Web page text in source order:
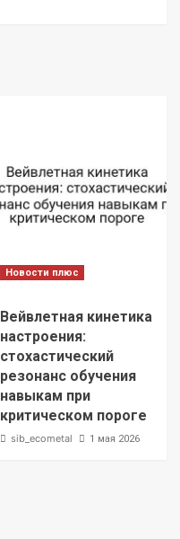
Новости плюс
Вейвлетная кинетика
настроения:
стохастический
резонанс обучения
навыкам при
критическом пороге
sib_ecometal 1 мая 2026